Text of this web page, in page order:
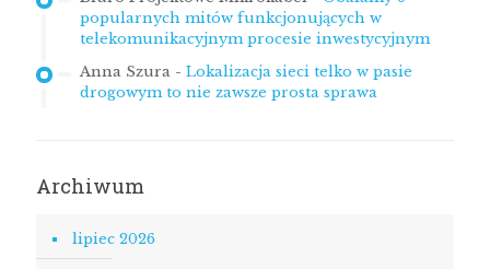
popularnych mitów funkcjonujących w
telekomunikacyjnym procesie inwestycyjnym
Anna Szura - Lokalizacja sieci telko w pasie
drogowym to nie zawsze prosta sprawa
Archiwum
lipiec 2026